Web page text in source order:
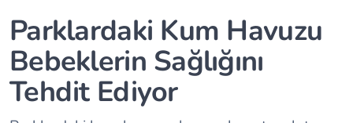
Parklardaki Kum Havuzu
Bebeklerin Sağlığını
Tehdit Ediyor